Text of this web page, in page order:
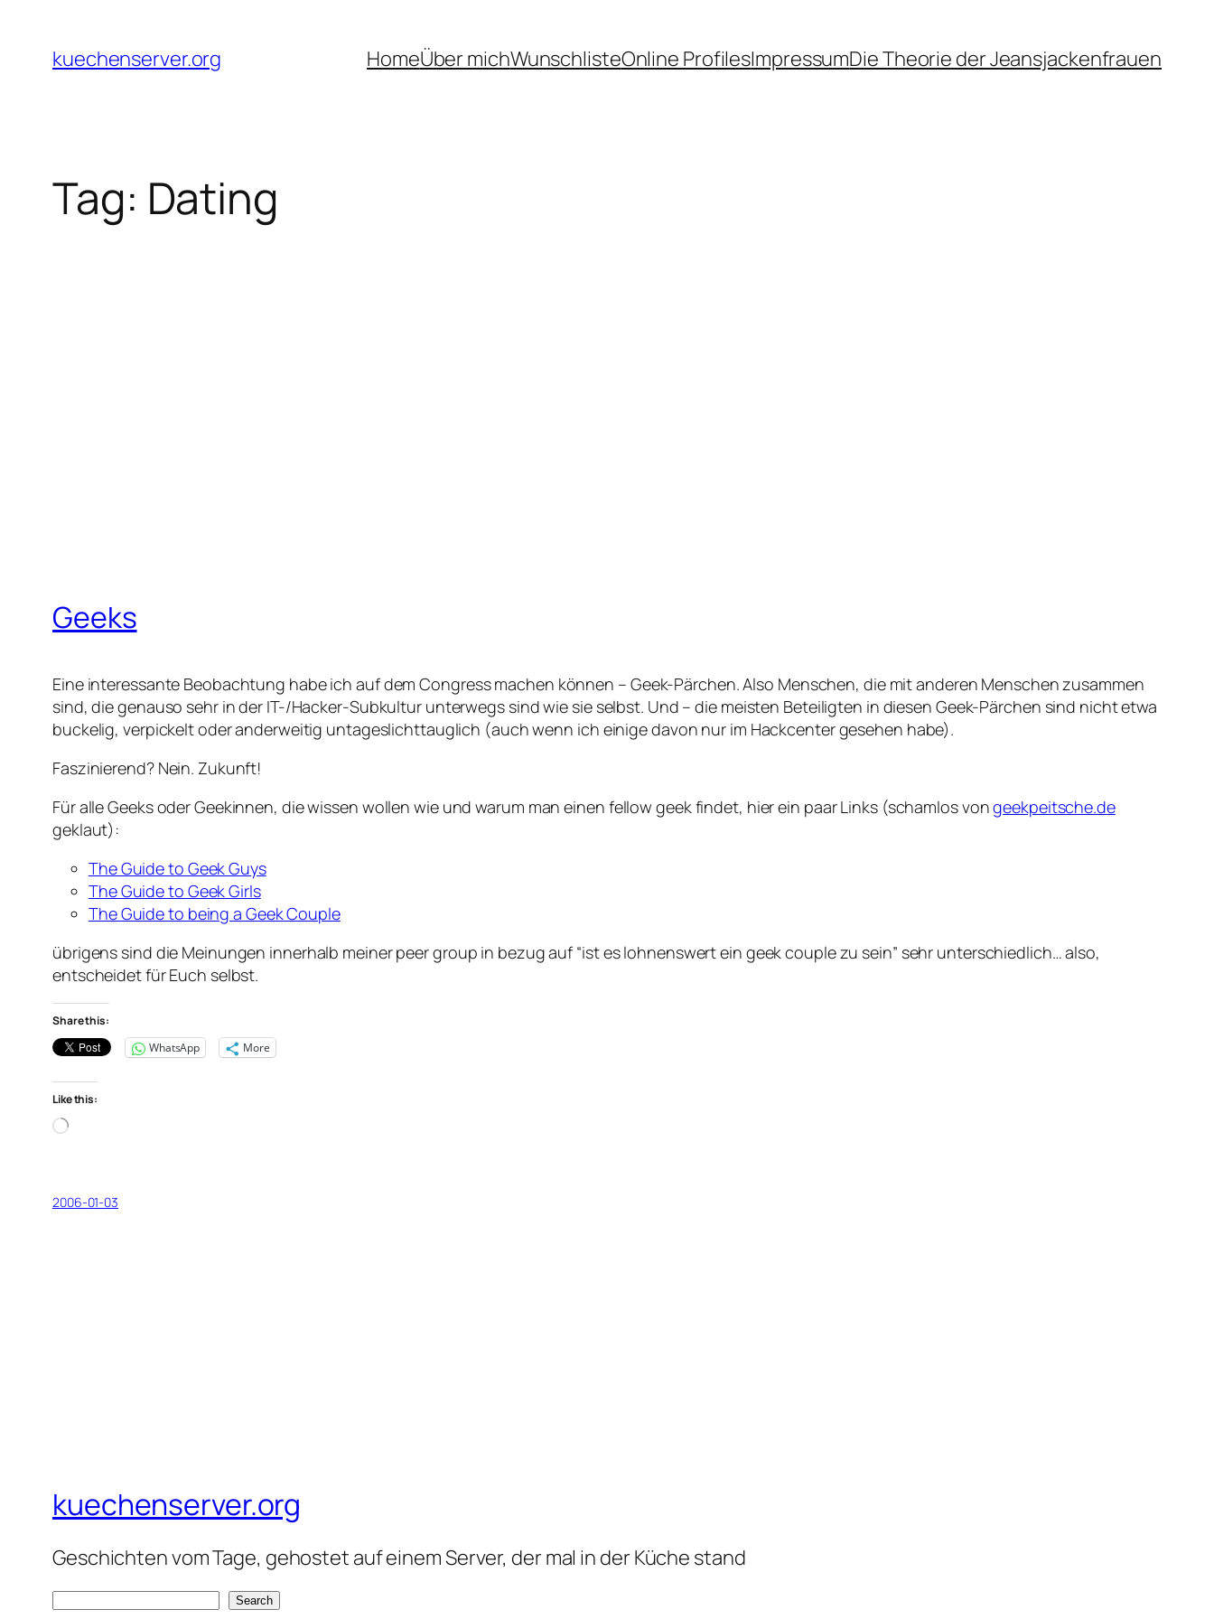
content
kuechenserver.org HomeÜber michWunschlisteOnline ProfilesImpressumDie Theorie der Jeansjackenfrauen
Tag: Dating
Geeks
Eine interessante Beobachtung habe ich auf dem Congress machen können – Geek-Pärchen. Also Menschen, die mit anderen Menschen zusammen
sind, die genauso sehr in der IT-/Hacker-Subkultur unterwegs sind wie sie selbst. Und – die meisten Beteiligten in diesen Geek-Pärchen sind nicht etwa
buckelig, verpickelt oder anderweitig untageslichttauglich (auch wenn ich einige davon nur im Hackcenter gesehen habe).
Faszinierend? Nein. Zukunft!
Für alle Geeks oder Geekinnen, die wissen wollen wie und warum man einen fellow geek findet, hier ein paar Links (schamlos vongeekpeitsche.de
geklaut):
The Guide to Geek Guys
The Guide to Geek Girls
The Guide to being a Geek Couple
übrigens sind die Meinungen innerhalb meiner peer group in bezug auf “ist es lohnenswert ein geek couple zu sein” sehr unterschiedlich… also,
entscheidet für Euch selbst.
Share this:
WhatsApp
More
Like this:
Loading…
2006-01-03
kuechenserver.org
Geschichten vom Tage, gehostet auf einem Server, der mal in der Küche stand
S
Search